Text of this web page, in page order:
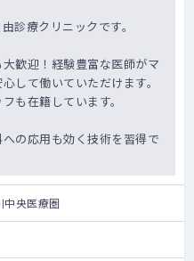
診療クリニックです。
歓迎！経験豊富な医師がマ
して働いていただけます。
も在籍しています。
の応用も効く技術を習得で
中央医療圏